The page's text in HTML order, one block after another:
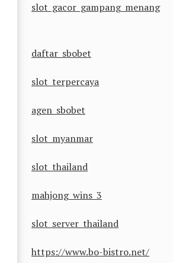
slot gacor gampang menang
daftar sbobet
slot terpercaya
agen sbobet
slot myanmar
slot thailand
mahjong wins 3
slot server thailand
https://www.bo-bistro.net/